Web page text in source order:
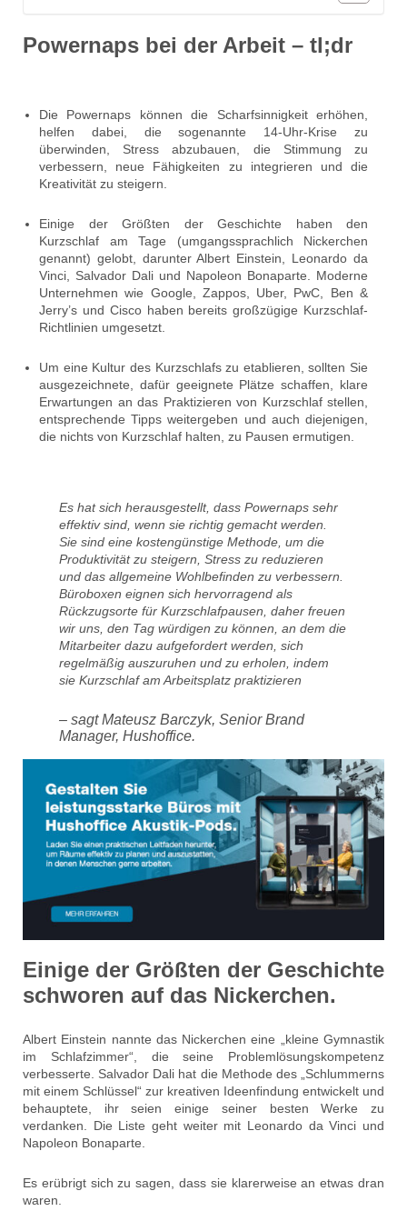
Powernaps bei der Arbeit – tl;dr
Die Powernaps können die Scharfsinnigkeit erhöhen,
helfen dabei, die sogenannte 14-Uhr-Krise zu
überwinden, Stress abzubauen, die Stimmung zu
verbessern, neue Fähigkeiten zu integrieren und die
Kreativität zu steigern.
Einige der Größten der Geschichte haben den
Kurzschlaf am Tage (umgangssprachlich Nickerchen
genannt) gelobt, darunter Albert Einstein, Leonardo da
Vinci, Salvador Dali und Napoleon Bonaparte. Moderne
Unternehmen wie Google, Zappos, Uber, PwC, Ben &
Jerry’s und Cisco haben bereits großzügige Kurzschlaf-
Richtlinien umgesetzt.
Um eine Kultur des Kurzschlafs zu etablieren, sollten Sie
ausgezeichnete, dafür geeignete Plätze schaffen, klare
Erwartungen an das Praktizieren von Kurzschlaf stellen,
entsprechende Tipps weitergeben und auch diejenigen,
die nichts von Kurzschlaf halten, zu Pausen ermutigen.
Es hat sich herausgestellt, dass Powernaps sehr
effektiv sind, wenn sie richtig gemacht werden.
Sie sind eine kostengünstige Methode, um die
Produktivität zu steigern, Stress zu reduzieren
und das allgemeine Wohlbefinden zu verbessern.
Büroboxen eignen sich hervorragend als
Rückzugsorte für Kurzschlafpausen, daher freuen
wir uns, den Tag würdigen zu können, an dem die
Mitarbeiter dazu aufgefordert werden, sich
regelmäßig auszuruhen und zu erholen, indem
sie Kurzschlaf am Arbeitsplatz praktizieren
– sagt Mateusz Barczyk, Senior Brand
Manager, Hushoffice.
Einige der Größten der Geschichte
schworen auf das Nickerchen.
Albert Einstein nannte das Nickerchen eine „kleine Gymnastik
im Schlafzimmer“, die seine Problemlösungskompetenz
verbesserte. Salvador Dali hat die Methode des „Schlummerns
mit einem Schlüssel“ zur kreativen Ideenfindung entwickelt und
behauptete, ihr seien einige seiner besten Werke zu
verdanken. Die Liste geht weiter mit Leonardo da Vinci und
Napoleon Bonaparte.
Es erübrigt sich zu sagen, dass sie klarerweise an etwas dran
waren.